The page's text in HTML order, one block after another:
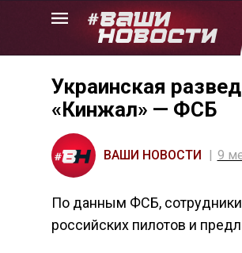
Skip
Украинская
«Кинжал» — ФСБ
ВАШИ НОВОСТИ 9
По данным ФСБ, сотрудники
российских пилотов и